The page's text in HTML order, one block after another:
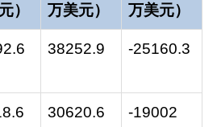
）
万美元）
万美元）
38252.9 -25160.3
30620.6 -19002